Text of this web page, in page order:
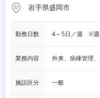
岩手県盛岡市
勤務日数 4～5日／週　※
業務内容 外来、病棟管理
施設区分 一般